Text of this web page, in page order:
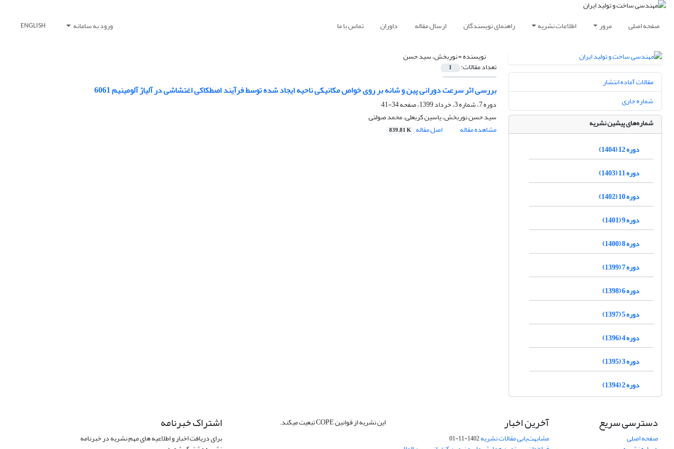
صفحه اصلی مرور اطلاعات نشریه راهنمای نویسندگان ارسال مقاله داوران تماس با ما ورود به سامانه ENGLISH
نویسنده =نوربخش، سید حسن
تعداد مقالات: 1
بررسی اثر سرعت دورانی پین و شانه بر روی خواص مکانیکی ناحیه ایجاد شده توسط فرآیند اصطکاکی اغتشاشی در آلیاژ آلومینیم 6061
دوره 7، شماره 3، خرداد 1399، صفحه
34-41
سید حسن نوربخش، یاسین کربعلی، محمد صولتی
مشاهده مقاله
اصل مقاله 839.81 K
مقالات آماده انتشار
شماره جاری
شماره‌های پیشین نشریه
دوره 12 (1404)
دوره 11 (1403)
دوره 10 (1402)
دوره 9 (1401)
دوره 8 (1400)
دوره 7 (1399)
دوره 6 (1398)
دوره 5 (1397)
دوره 4 (1396)
دوره 3 (1395)
دوره 2 (1394)
دسترسی سریع
صفحه اصلی
آخرین اخبار
مشابهت‌یابی مقالات نشریه1402-11-01
این نشریه از قوانین COPE تبعیت میکند. اشتراک خبرنامه
برای دریافت اخبار و اطلاعیه های مهم نشریه در خبرنامه